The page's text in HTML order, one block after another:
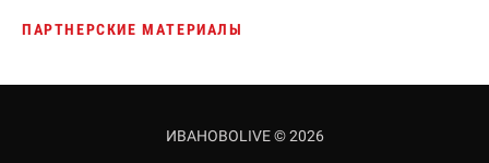
ПАРТНЕРСКИЕ МАТЕРИАЛЫ
ИВАНОВОLIVE © 2026